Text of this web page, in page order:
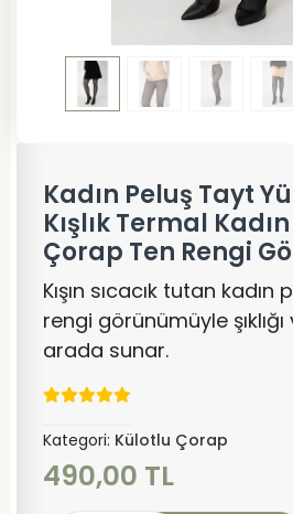
Kadın Peluş Tayt
Kışlık Termal
Çorap Ten Rengi
Kışın sıcacık tutan
rengi görünümüyle
arada sunar.
Kategori: Külotlu Çorap
490,00 TL